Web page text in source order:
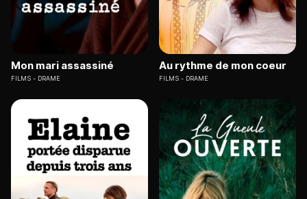
Mon mari assassiné
FILMS DRAME
Au rythme de mon coeur
FILMS DRAME